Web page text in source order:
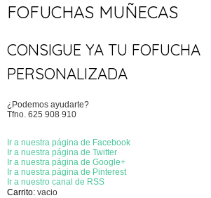
FOFUCHAS MUÑECAS
CONSIGUE YA TU FOFUCHA
PERSONALIZADA
¿Podemos ayudarte?
Tfno. 625 908 910
Ir a nuestra página de Facebook
Ir a nuestra página de Twitter
Ir a nuestra página de Google+
Ir a nuestra página de Pinterest
Ir a nuestro canal de RSS
Carrito: vacio